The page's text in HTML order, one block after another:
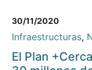
30/11/2020
Infraestructuras,
El Plan